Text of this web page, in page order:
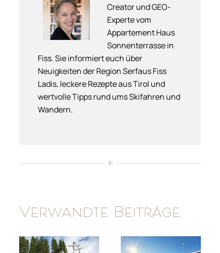
Creator und GEO-
Experte vom
Appartement Haus
Sonnenterrasse in
Fiss. Sie informiert euch über
Neuigkeiten der Region Serfaus Fiss
Ladis, leckere Rezepte aus Tirol und
wertvolle Tipps rund ums Skifahren und
Wandern.
Verwandte Beiträge